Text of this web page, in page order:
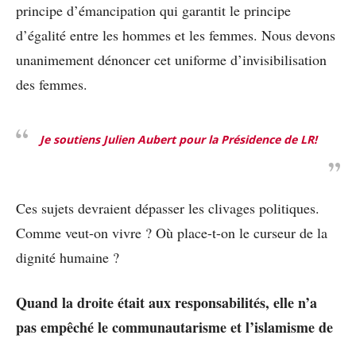
principe d’émancipation qui garantit le principe
d’égalité entre les hommes et les femmes. Nous devons
unanimement dénoncer cet uniforme d’invisibilisation
des femmes.
Je soutiens Julien Aubert pour la Présidence de LR!
Ces sujets devraient dépasser les clivages politiques.
Comme veut-on vivre ? Où place-t-on le curseur de la
dignité humaine ?
Quand la droite était aux responsabilités, elle n’a
pas empêché le communautarisme et l’islamisme de